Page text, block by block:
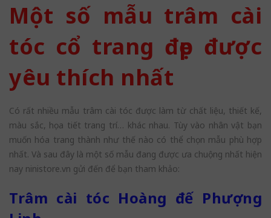
Một số mẫu trâm cài
tóc cổ trang đẹp được
yêu thích nhất
Có rất nhiều mẫu trâm cài tóc được làm từ chất liệu, thiết kế,
màu sắc, họa tiết trang trí… khác nhau. Tùy vào nhân vật bạn
muốn hóa trang thành như thế nào có thể chọn mẫu phù hợp
nhất. Và sau đây là một số mẫu đang được ưa chuộng nhất hiện
nay ninistore.vn gửi đến để bạn tham khảo:
Trâm cài tóc Hoàng đế Phượng